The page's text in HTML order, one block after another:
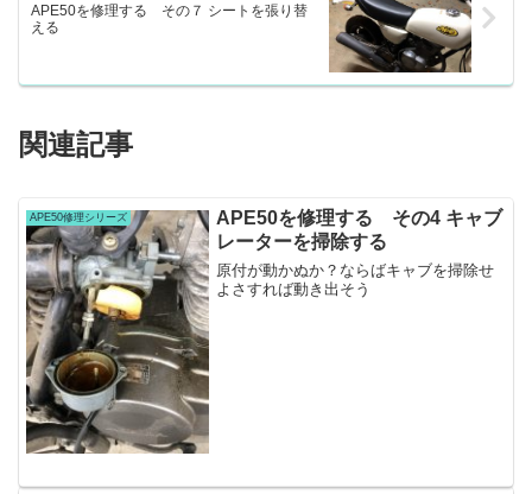
APE50を修理する その７ シートを張り替
える
関連記事
APE50修理シリーズ
APE50を修理する その4 キャブ
レーターを掃除する
原付が動かぬか？ならばキャブを掃除せ
よさすれば動き出そう